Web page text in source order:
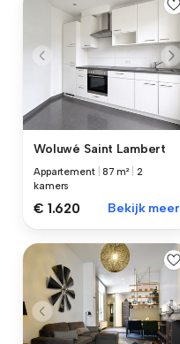
Woluwé Saint Lambert
Appartement |87 m²
2
kamers
€ 1.620 Bekijk meer